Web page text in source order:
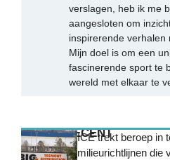
verslagen, heb ik me
aangesloten om
inspirerende verhalen
Mijn doel is om een
fascinerende sport te
wereld met elkaar te
MEEST RECENTICE trekt beroep in
milieurichtlijnen die